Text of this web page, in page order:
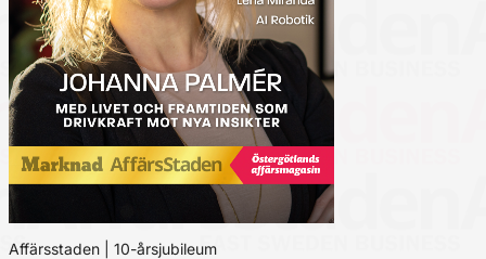
Affärsstaden | 10-årsjubileum